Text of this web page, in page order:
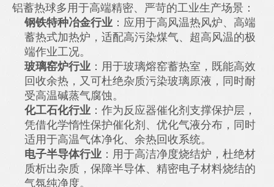
铝蓄热球多用于高端精密、严苛的工业生产场景：
钢铁特种冶金行业 ：应用于高风温热风炉、高端
蓄热式加热炉，适配高污染煤气、超高风温的极
端作业工况。
玻璃窑炉行业 ：用于玻璃熔窑蓄热室，既能高效
回收余热，又可杜绝杂质污染玻璃原液，同时耐
受高温碱蒸气腐蚀。
化工石化行业 ：作为反应器催化剂支撑保护层，
凭借化学惰性保护催化剂、优化气液分布，同时
适用于高温气体净化、余热回收系统。
电子半导体行业 ：用于高洁净度烧结炉，杜绝材
质析出杂质，保障半导体、精密电子材料烧结的
气氛纯净度。